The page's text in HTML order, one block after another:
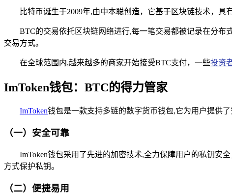
比特币诞生于2009年,由中本聪创造，它基于区块链技术，
BTC的交易依托区块链网络进行,每一笔交易都被记录在分
交易方式。
在全球范围内,越来越多的商家开始接受BTC支付，一些投资
ImToken钱包：BTC的得力管家
ImToken钱包是一款支持多链的数字货币钱包,它为用户提供
（一）安全可靠
ImToken钱包采用了先进的加密技术,全力保障用户的私钥安
方式保护私钥。
（二）便捷易用